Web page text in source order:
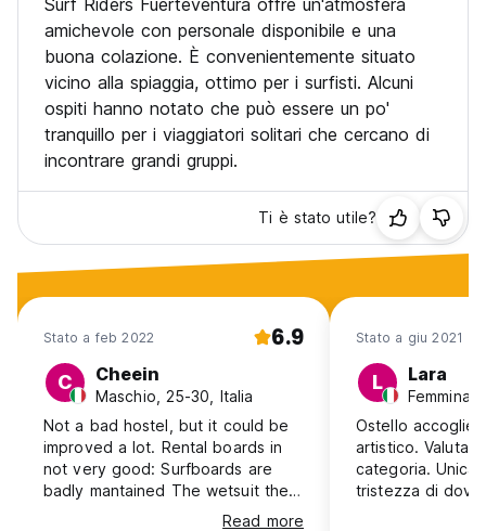
Limiti di età: non accettiamo ospiti di età inferiore ai 18 anni.
(Auto-translated from original language)
Surf Riders Fuerteventura offre un'atmosfera
amichevole con personale disponibile e una
buona colazione. È convenientemente situato
vicino alla spiaggia, ottimo per i surfisti. Alcuni
ospiti hanno notato che può essere un po'
tranquillo per i viaggiatori solitari che cercano di
incontrare grandi gruppi.
Ti è stato utile?
Stato a feb 2022 6.9
C Cheein
Maschio, 25-30, Italia
Not a bad hostel, but it could be
improved a lot. Rental boards in
not very good: Surfboards are
badly mantained The wetsuit they
rent are very old and worn out.
Read more
Stato a giu 2021
L Lara
Femmina,
Ostello
artistico.
categoria. Unica
tristezza di